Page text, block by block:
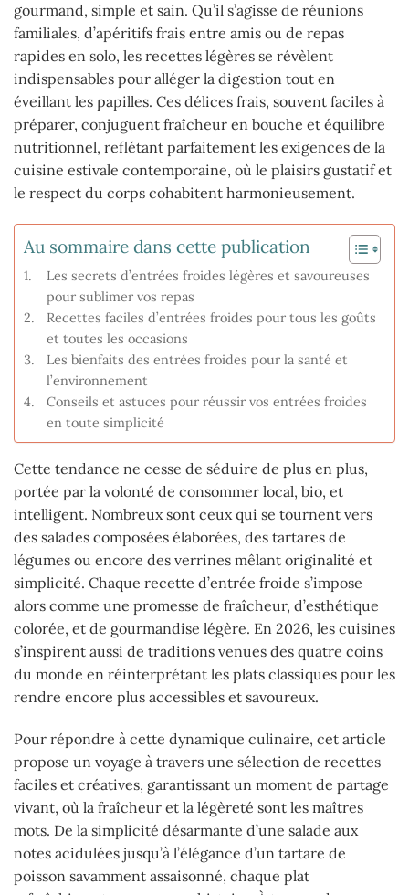
gourmand, simple et sain. Qu’il s’agisse de réunions
familiales, d’apéritifs frais entre amis ou de repas
rapides en solo, les recettes légères se révèlent
indispensables pour alléger la digestion tout en
éveillant les papilles. Ces délices frais, souvent faciles à
préparer, conjuguent fraîcheur en bouche et équilibre
nutritionnel, reflétant parfaitement les exigences de la
cuisine estivale contemporaine, où le plaisirs gustatif et
le respect du corps cohabitent harmonieusement.
Au sommaire dans cette publication
Les secrets d’entrées froides légères et savoureuses
pour sublimer vos repas
Recettes faciles d’entrées froides pour tous les goûts
et toutes les occasions
Les bienfaits des entrées froides pour la santé et
l’environnement
Conseils et astuces pour réussir vos entrées froides
en toute simplicité
Cette tendance ne cesse de séduire de plus en plus,
portée par la volonté de consommer local, bio, et
intelligent. Nombreux sont ceux qui se tournent vers
des salades composées élaborées, des tartares de
légumes ou encore des verrines mêlant originalité et
simplicité. Chaque recette d’entrée froide s’impose
alors comme une promesse de fraîcheur, d’esthétique
colorée, et de gourmandise légère. En 2026, les cuisines
s’inspirent aussi de traditions venues des quatre coins
du monde en réinterprétant les plats classiques pour les
rendre encore plus accessibles et savoureux.
Pour répondre à cette dynamique culinaire, cet article
propose un voyage à travers une sélection de recettes
faciles et créatives, garantissant un moment de partage
vivant, où la fraîcheur et la légèreté sont les maîtres
mots. De la simplicité désarmante d’une salade aux
notes acidulées jusqu’à l’élégance d’un tartare de
poisson savamment assaisonné, chaque plat